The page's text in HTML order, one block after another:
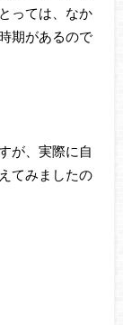
っては、なか
期があるので
が、実際に自
てみましたの